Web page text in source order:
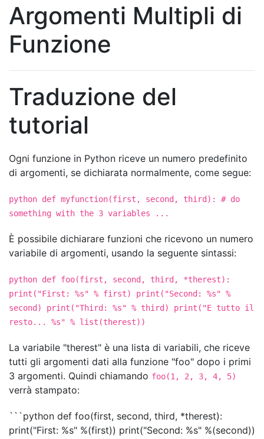
Argomenti Multipli di
Funzione
Traduzione del
tutorial
Ogni funzione in Python riceve un numero predefinito
di argomenti, se dichiarata normalmente, come segue:
python def myfunction(first, second, third): # do
something with the 3 variables ...
È possibile dichiarare funzioni che ricevono un numero
variabile di argomenti, usando la seguente sintassi:
python def foo(first, second, third, *therest):
print("First: %s" % first) print("Second: %s" %
second) print("Third: %s" % third) print("E tutto il
resto... %s" % list(therest))
La variabile "therest" è una lista di variabili, che riceve
tutti gli argomenti dati alla funzione "foo" dopo i primi
3 argomenti. Quindi chiamando foo(1, 2, 3, 4, 5)
verrà stampato:
```python def foo(first, second, third, *therest):
print("First: %s" %(first)) print("Second: %s" %(second))